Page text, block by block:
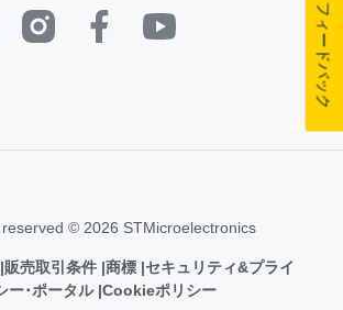
© 2026 STMicroelectronics
販売取引条件 商標 セキュリティ&プライ
ー･ポータル Cookieポリシー
フィードバック